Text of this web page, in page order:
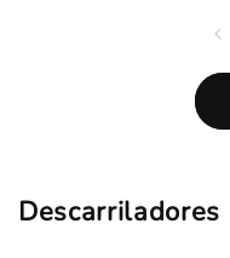
Descarriladores